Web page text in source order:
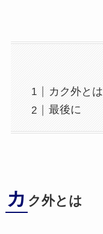
カク外とは
最後に
カ ク外とは